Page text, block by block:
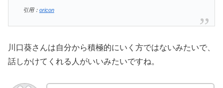
引用： oricon
川口葵さんは自分から積極的にいく方ではないみたいで、
話しかけてくれる人がいいみたいですね。